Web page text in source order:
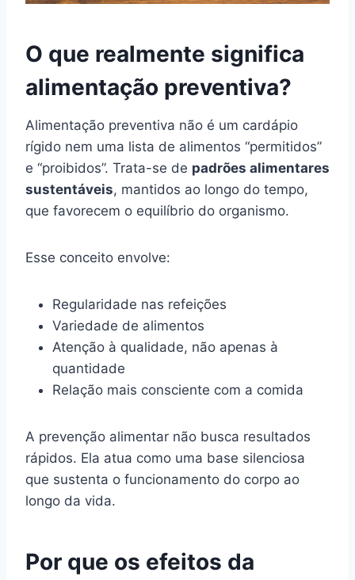
O que realmente significa
alimentação preventiva?
Alimentação preventiva não é um cardápio
rígido nem uma lista de alimentos “permitidos”
e “proibidos”. Trata-se de padrões alimentares
sustentáveis, mantidos ao longo do tempo,
que favorecem o equilíbrio do organismo.
Esse conceito envolve:
Regularidade nas refeições
Variedade de alimentos
Atenção à qualidade, não apenas à
quantidade
Relação mais consciente com a comida
A prevenção alimentar não busca resultados
rápidos. Ela atua como uma base silenciosa
que sustenta o funcionamento do corpo ao
longo da vida.
Por que os efeitos da